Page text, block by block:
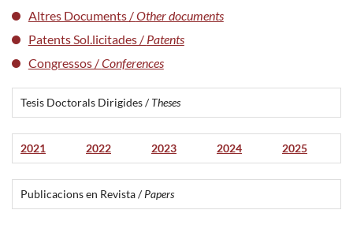
Altres Documents /Other documents
Patents Sol.licitades / Patents
Congressos /Conferences
Tesis Doctorals Dirigides /Theses
2021 2022 2023 2024 2025
Publicacions en Revista /Papers